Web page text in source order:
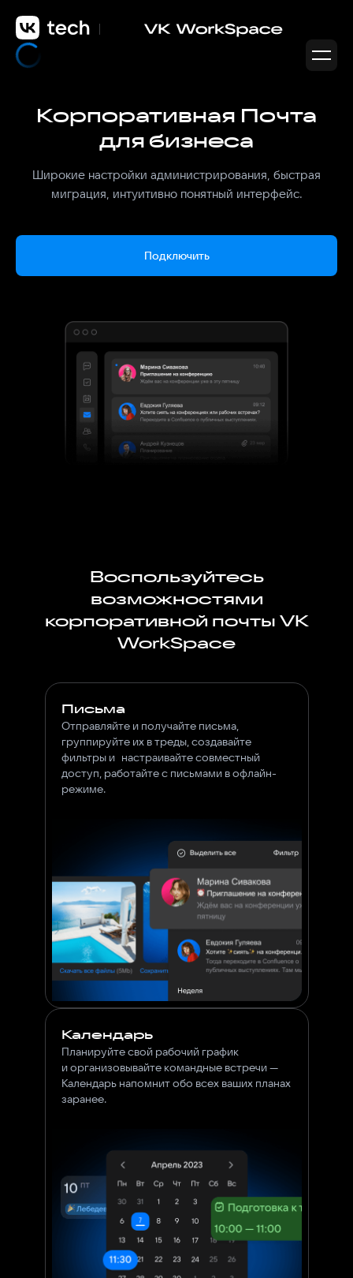
Корпоративная Почта
для бизнеса
Широкие настройки администрирования, быстрая
миграция, интуитивно понятный интерфейс.
Подключить
Воспользуйтесь
возможностями
корпоративной почты VK
WorkSpace
Письма
Отправляйте и получайте письма,
группируйте их в треды, создавайте
фильтры и настраивайте совместный
доступ, работайте с письмами в офлайн-
режиме.
Календарь
Планируйте свой рабочий график
и организовывайте командные встречи —
Календарь напомнит oбо всех ваших планах
заранее.